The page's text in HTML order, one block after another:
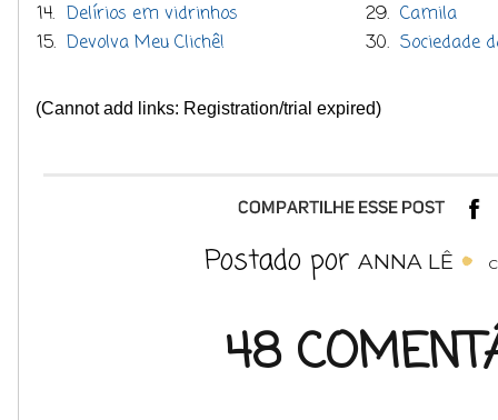
14. Delírios em vidrinhos 29. Camila
15. Devolva Meu Clichê! 30. Sociedade
(Cannot add links: Registration/trial expired)
Postado por ANNA LÊ
48